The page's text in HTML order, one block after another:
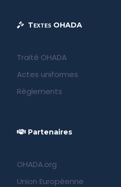
Textes OHADA
Traité OHADA
Actes uniformes
Règlements
Partenaires
OHADA.org
Union Européenne